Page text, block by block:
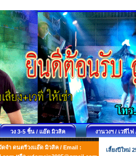
วง 3-5 ชิ้น / แอ๊ด มิวสิค งานวงฯ / เวทีไ
จำ ดนตรีวงแอ๊ด มิวสิค / Email :
เลี้ยงปีใหม่